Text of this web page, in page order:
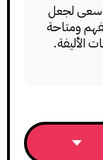
أسعى لجعل
ومتاحة
الأليفة.